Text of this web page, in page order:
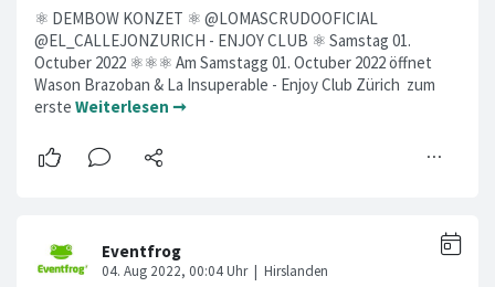
⚛ DEMBOW KONZET ⚛ @LOMASCRUDOOFICIAL
@EL_CALLEJONZURICH - ENJOY CLUB ⚛ Samstag 01.
Octuber 2022 ⚛⚛⚛ Am Samstagg 01. Octuber 2022 öffnet
Wason Brazoban & La Insuperable - Enjoy Club Zürich zum
erste Weiterlesen ➞